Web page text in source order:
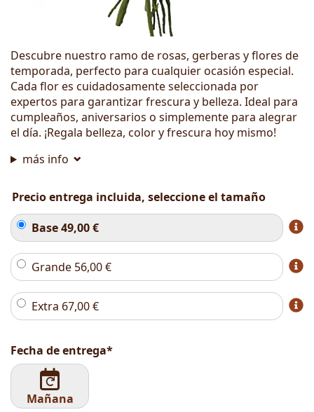
Descubre nuestro ramo de rosas, gerberas y flores de
temporada, perfecto para cualquier ocasión especial.
Cada flor es cuidadosamente seleccionada por
expertos para garantizar frescura y belleza. Ideal para
cumpleaños, aniversarios o simplemente para alegrar
el día. ¡Regala belleza, color y frescura hoy mismo!
más info
Precio entrega incluida, seleccione el tamaño
Base49,00€
Grande 56,00€
Extra 67,00€
Fecha de entrega*
Mañana